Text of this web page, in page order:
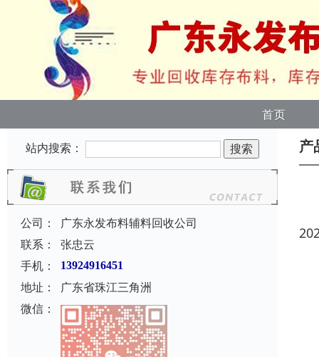
首页
站内搜索：
公司：
广东永发布料辅料回收公司
联系：
张忠云
手机：
13924916451
地址：
广东省珠江三角洲
微信：
产